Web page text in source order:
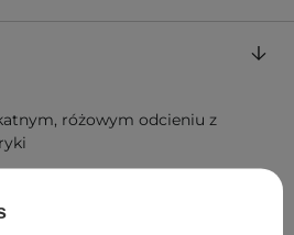
różowym odcieniu z
VAT